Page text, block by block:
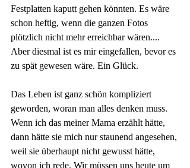
Festplatten kaputt gehen könnten. Es wäre
schon heftig, wenn die ganzen Fotos
plötzlich nicht mehr erreichbar wären....
Aber diesmal ist es mir eingefallen, bevor es
zu spät gewesen wäre. Ein Glück.
Das Leben ist ganz schön kompliziert
geworden, woran man alles denken muss.
Wenn ich das meiner Mama erzählt hätte,
dann hätte sie mich nur staunend angesehen,
weil sie überhaupt nicht gewusst hätte,
wovon ich rede. Wir müssen uns heute um